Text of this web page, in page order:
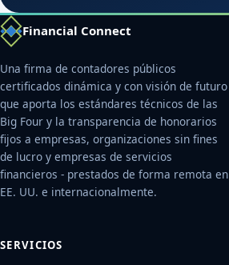
Financial Connect
Una firma de contadores públicos
certificados dinámica y con visión de futuro
que aporta los estándares técnicos de las
Big Four y la transparencia de honorarios
fijos a empresas, organizaciones sin fines
de lucro y empresas de servicios
financieros - prestados de forma remota en
EE. UU. e internacionalmente.
SERVICIOS